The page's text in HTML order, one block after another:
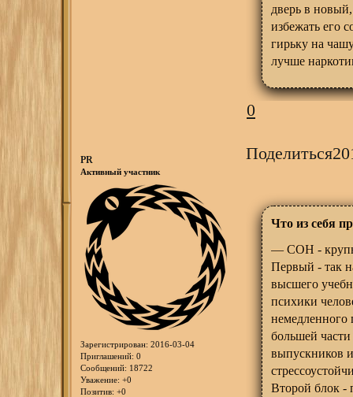
дверь в
избежать его
гирьку на
лучше
0
Поделиться
PR
Активный участник
Зарегистрирован: 2016-03-04
Приглашений: 0
Сообщений: 18722
Уважение: +0
Позитив: +0
Что из себя
— СОН -
Первый - так
высшего
психики
немедленного
большей
выпускников
Второй блок -